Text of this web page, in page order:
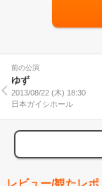
前の公演
ゆず
2013/08/22 (木) 18:30
日本ガイシホール
レビュー/観たレポ